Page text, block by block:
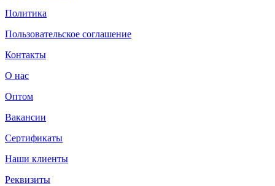
Политика
Пользовательское соглашение
Контакты
О нас
Оптом
Вакансии
Сертификаты
Наши клиенты
Реквизиты